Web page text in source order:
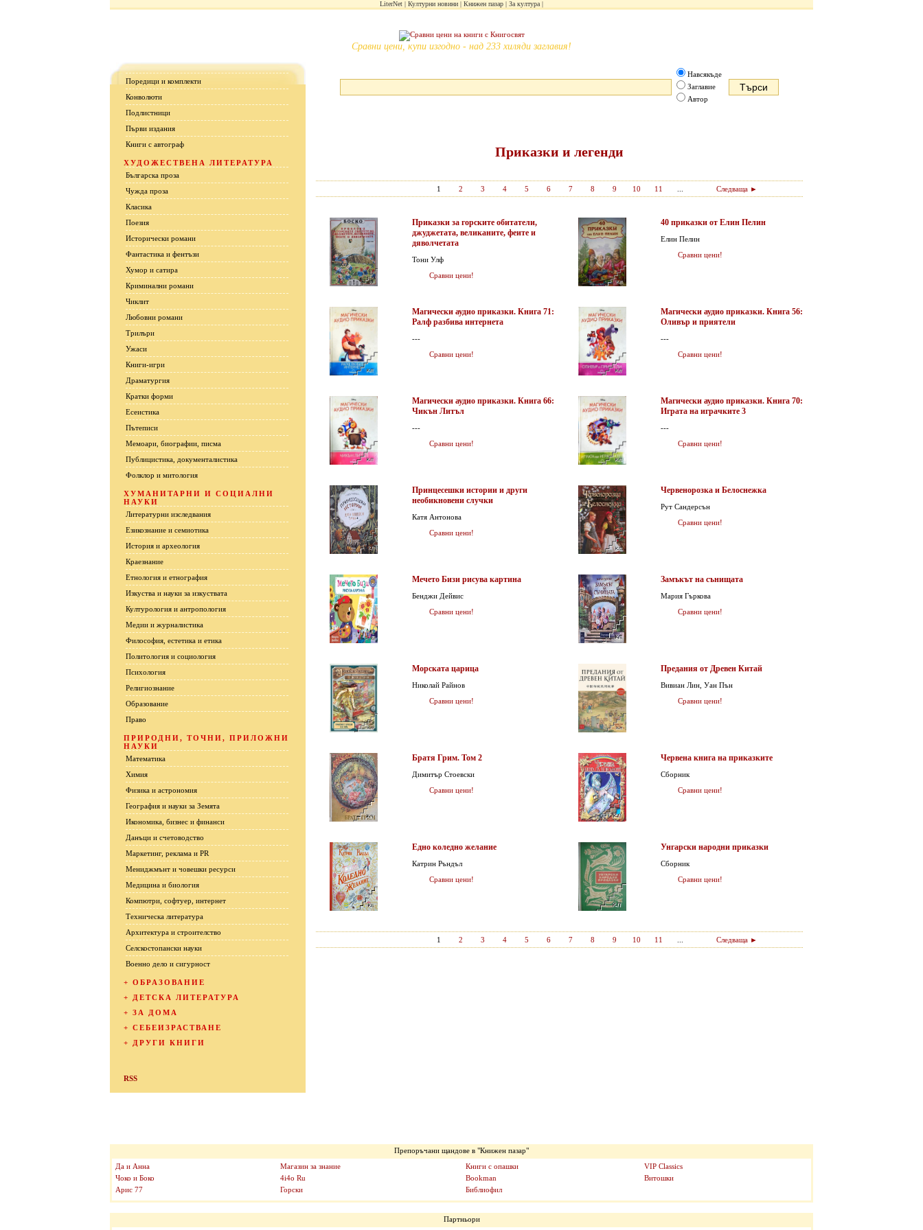
LiterNet Културни новини Книжен пазар За култура
Сравни цени, купи изгодно - над 233 хиляди заглавия!
Поредици и комплекти
Конволюти
Подлистници
Първи издания
Книги с автограф
ХУДОЖЕСТВЕНА ЛИТЕРАТУРА
Българска проза
Чужда проза
Класика
Поезия
Исторически романи
Фантастика и фентъзи
Хумор и сатира
Криминални романи
Чиклит
Любовни романи
Трилъри
Ужаси
Книги-игри
Драматургия
Кратки форми
Есеистика
Пътеписи
Мемоари, биографии, писма
Публицистика, документалистика
Фолклор и митология
ХУМАНИТАРНИ И СОЦИАЛНИ
НАУКИ
Литературни изследвания
Езикознание и семиотика
История и археология
Краезнание
Етнология и етнография
Изкуства и науки за изкуствата
Културология и антропология
Медии и журналистика
Философия, естетика и етика
Политология и социология
Психология
Религиознание
Образование
Право
ПРИРОДНИ, ТОЧНИ, ПРИЛОЖНИ
НАУКИ
Математика
Химия
Физика и астрономия
География и науки за Земята
Икономика, бизнес и финанси
Данъци и счетоводство
Маркетинг, реклама и PR
Мениджмънт и човешки ресурси
Медицина и биология
Компютри, софтуер, интернет
Техническа литература
Архитектура и строителство
Селскостопански науки
Военно дело и сигурност
+ ОБРАЗОВАНИЕ
+
ДЕТСКА ЛИТЕРАТУРА
+ ЗА ДОМА
+ СЕБЕИЗРАСТВАНЕ
+
ДРУГИ КНИГИ
RSS
Навсякъде
Заглавие
Автор
Приказки и легенди
1 2 3 4 5 6 7 8 9 10 11 Следваща ►
Приказки за горските обитатели,
джуджетата, великаните, феите и
дяволчетата
Тони Улф
Сравни цени!
40 приказки от Елин Пелин
Елин Пелин
Сравни цени!
Магически аудио приказки. Книга 71:
Ралф разбива интернета
---
Сравни цени!
Магически аудио приказки. Книга 56:
Оливър и приятели
---
Сравни цени!
Магически аудио приказки. Книга 66:
Чикън Литъл
---
Сравни цени!
Магически аудио приказки. Книга 70:
Играта на играчките 3
---
Сравни цени!
Принцесешки истории и други
необикновени случки
Катя Антонова
Сравни цени!
Червенорозка и Белоснежка
Рут Сандерсън
Сравни цени!
Мечето Бизи рисува картина
Бенджи Дейвис
Сравни цени!
Замъкът на сънищата
Мария Гъркова
Сравни цени!
Морската царица
Николай Райнов
Сравни цени!
Предания от Древен Китай
Вивиан Лин, Уан Пън
Сравни цени!
Братя Грим. Том 2
Димитър Стоевски
Сравни цени!
Червена книга на приказките
Сборник
Сравни цени!
Едно коледно желание
Катрин Ръндъл
Сравни цени!
Унгарски народни приказки
Сборник
Сравни цени!
1 2 3 4 5 6 7 8 9 10 11 Следваща ►
Препоръчани щандове в "Книжен пазар"
Да и Анна
Чоко и Боко
Арис 77
Магазин за знание
4i4o Ru
Горски
Книги с опашки
Bookman
Библиофил
VIP Classics
Витошки
Партньори